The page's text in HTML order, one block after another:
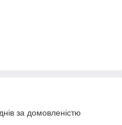
за домовленістю